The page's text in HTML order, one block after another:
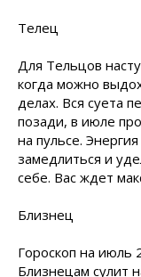
Телец
Для Тельцов
когда можно
делах. Вся суета
позади, в июле
на пульсе.
замедлиться и
себе. Вас ждет
Близнец
Гороскоп на июль
Близнецам сулит